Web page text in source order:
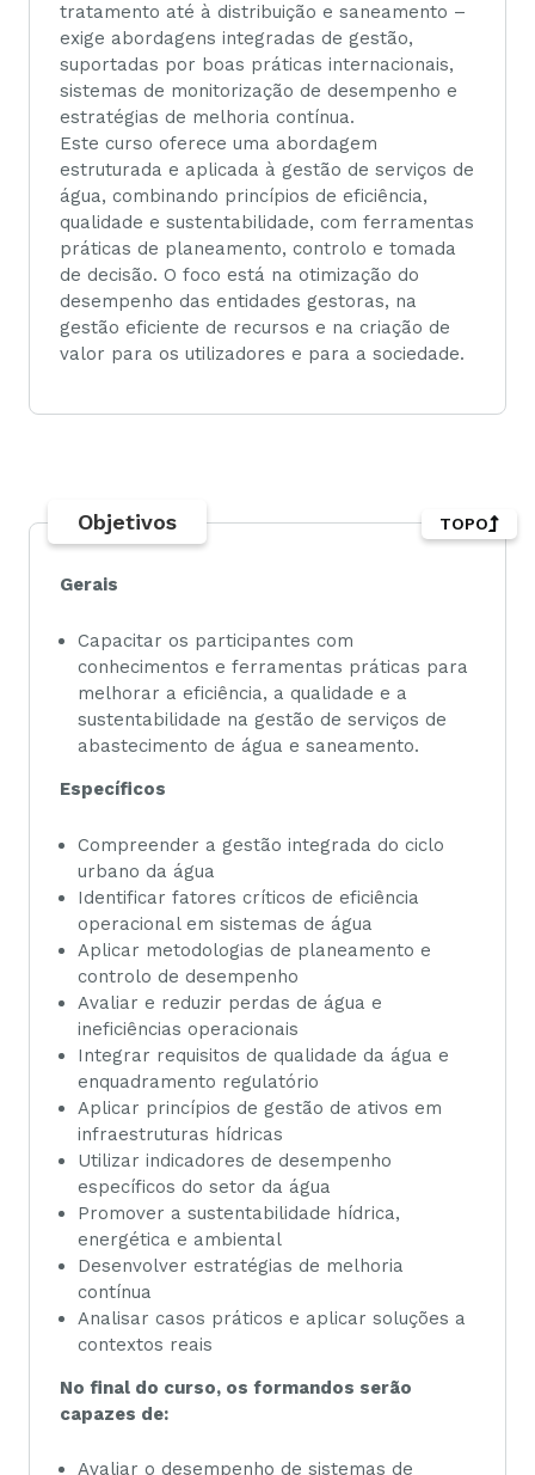
tratamento até à distribuição e saneamento –
exige abordagens integradas de gestão,
suportadas por boas práticas internacionais,
sistemas de monitorização de desempenho e
estratégias de melhoria contínua.
Este curso oferece uma abordagem
estruturada e aplicada à gestão de serviços de
água, combinando princípios de eficiência,
qualidade e sustentabilidade, com ferramentas
práticas de planeamento, controlo e tomada
de decisão. O foco está na otimização do
desempenho das entidades gestoras, na
gestão eficiente de recursos e na criação de
valor para os utilizadores e para a sociedade.
Objetivos
Gerais
Capacitar os participantes com
conhecimentos e ferramentas práticas para
melhorar a eficiência, a qualidade e a
sustentabilidade na gestão de serviços de
abastecimento de água e saneamento.
Específicos
Compreender a gestão integrada do ciclo
urbano da água
Identificar fatores críticos de eficiência
operacional em sistemas de água
Aplicar metodologias de planeamento e
controlo de desempenho
Avaliar e reduzir perdas de água e
ineficiências operacionais
Integrar requisitos de qualidade da água e
enquadramento regulatório
Aplicar princípios de gestão de ativos em
infraestruturas hídricas
Utilizar indicadores de desempenho
específicos do setor da água
Promover a sustentabilidade hídrica,
energética e ambiental
Desenvolver estratégias de melhoria
contínua
Analisar casos práticos e aplicar soluções a
contextos reais
No final do curso, os formandos serão
capazes de:
Avaliar o desempenho de sistemas de
TOPO